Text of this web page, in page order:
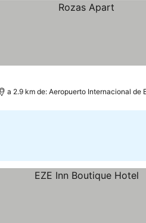
a 2.9 km de: Aeropuerto Internacional de